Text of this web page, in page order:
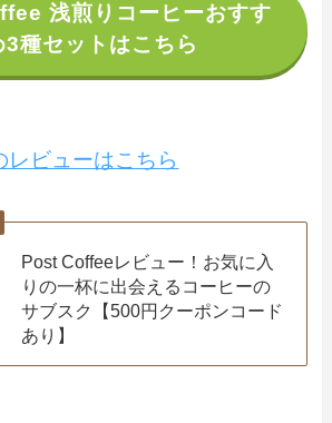
浅煎りコーヒーおすす
3種セットはこちら
レビューはこちら
Post Coffeeレビュー！お気に入
りの一杯に出会えるコーヒーの
サブスク【500円クーポンコード
あり】